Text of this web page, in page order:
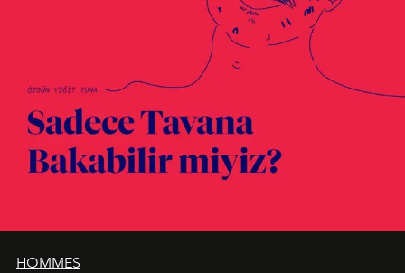
HOMMES